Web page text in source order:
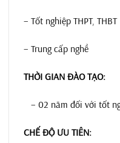
– Tốt nghiệp THPT, THBT
– Trung cấp nghề
THỜI GIAN ĐÀO TẠO:
– 02 năm đối với tốt
CHẾ ĐỘ ƯU TIÊN: